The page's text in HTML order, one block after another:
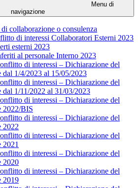
Menu di
navigazione
collaborazione o consulenza
di interessi Collaboratori Esterni 2023
esterni 2023
al personale Interno 2023
di interessi – Dichiarazione del
dal 1/4/2023 al 15/05/2023
di interessi – Dichiarazione del
dal 1/11/2022 al 31/03/2023
di interessi – Dichiarazione del
2022/BIS
di interessi – Dichiarazione del
2022
di interessi – Dichiarazione del
2021
di interessi – Dichiarazione del
2020
di interessi – Dichiarazione del
2019